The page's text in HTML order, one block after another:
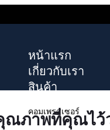
หน้าแรก
เกี่ยวกับเรา
สินค้า
คอมเพรสเซอร์
ณภาพที่คุณไว้